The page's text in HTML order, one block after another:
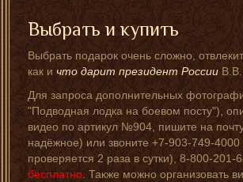
Выбрать и купить
Выбрать подарок очень сложно,
как ичто дарит президент РоссииВ.В.
Для запроса дополнительных
"Подводная лодка на боевом посту"),
видео по артикул №904, пишите на
надёжное) или звоните +7-903-749-4000
проверяется 2 раза в сутки), 8-800-201-
бесплатно. Также можно организовать